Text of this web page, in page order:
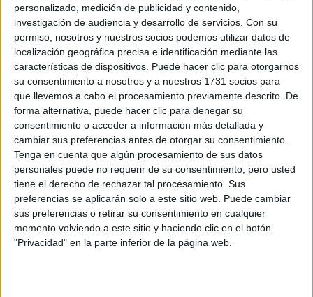
personalizado, medición de publicidad y contenido,
investigación de audiencia y desarrollo de servicios. Con su
permiso, nosotros y nuestros socios podemos utilizar datos de
localización geográfica precisa e identificación mediante las
características de dispositivos. Puede hacer clic para otorgarnos
su consentimiento a nosotros y a nuestros 1731 socios para
que llevemos a cabo el procesamiento previamente descrito. De
forma alternativa, puede hacer clic para denegar su
consentimiento o acceder a información más detallada y
cambiar sus preferencias antes de otorgar su consentimiento.
Tenga en cuenta que algún procesamiento de sus datos
personales puede no requerir de su consentimiento, pero usted
tiene el derecho de rechazar tal procesamiento. Sus
preferencias se aplicarán solo a este sitio web. Puede cambiar
sus preferencias o retirar su consentimiento en cualquier
momento volviendo a este sitio y haciendo clic en el botón
"Privacidad" en la parte inferior de la página web.
Accedé a los beneficios para suscriptores
Contenidos exclusivos
Sorteos
Descuentos en publicaciones
Participación en los eventos organizados por
Editorial Perfil.
Suscribite ahora
COMPARTÍ ESTA NOTA